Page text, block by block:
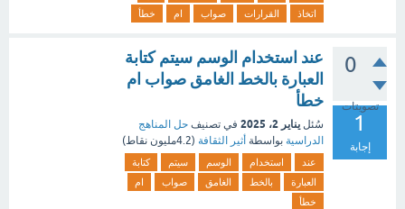
اتخاذ
القرارات صواب ام خطأ
0
تصويتات
1
إجابة
عند استخدام الوسم سيتم كتابة
العبارة بالخط الغامق صواب ام
خطأ
سُئل يناير 2، 2025 في تصنيف حل المناهج
الدراسية بواسطة أثير الثقافة (4.2مليون نقاط)
عند استخدام الوسم سيتم
كتابة
العبارة
بالخط الغامق صواب
ام
خطأ